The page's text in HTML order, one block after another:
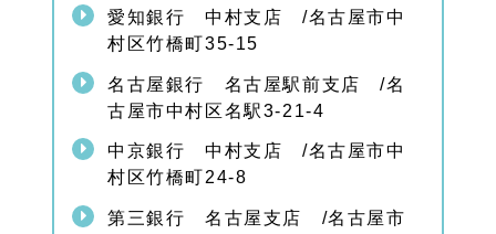
愛知銀行 中村支店 /名古屋市中
村区竹橋町35-15
名古屋銀行 名古屋駅前支店 /名
古屋市中村区名駅3-21-4
中京銀行 中村支店 /名古屋市中
村区竹橋町24-8
第三銀行 名古屋支店 /名古屋市